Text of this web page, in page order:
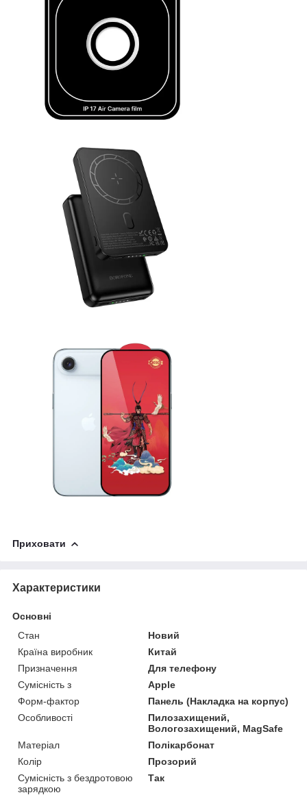
Приховати
Характеристики
Основні
Стан
Новий
Країна виробник
Китай
Призначення
Для телефону
Сумісність з
Apple
Форм-фактор
Панель (Накладка на корпус)
Особливості
Пилозахищений,
Вологозахищений, MagSafe
Матеріал
Полікарбонат
Колір
Прозорий
Сумісність з бездротовою
зарядкою
Так